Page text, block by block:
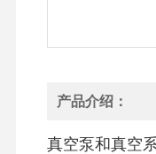
产品介绍：
真空泵和真空